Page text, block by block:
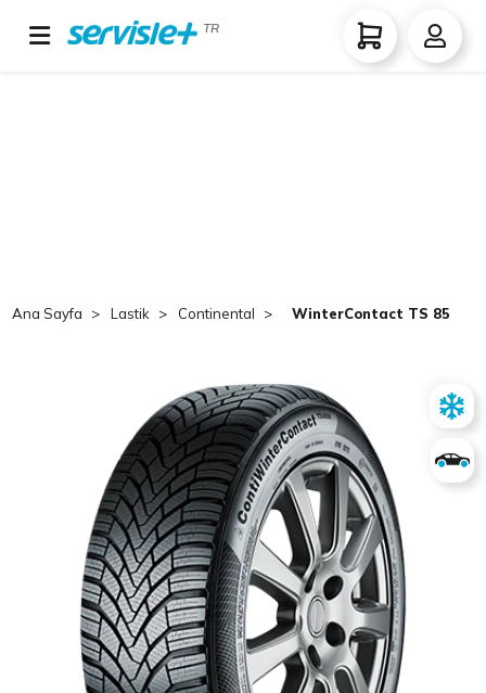
TR
Ana Sayfa Lastik Continental WinterContact TS 850 P